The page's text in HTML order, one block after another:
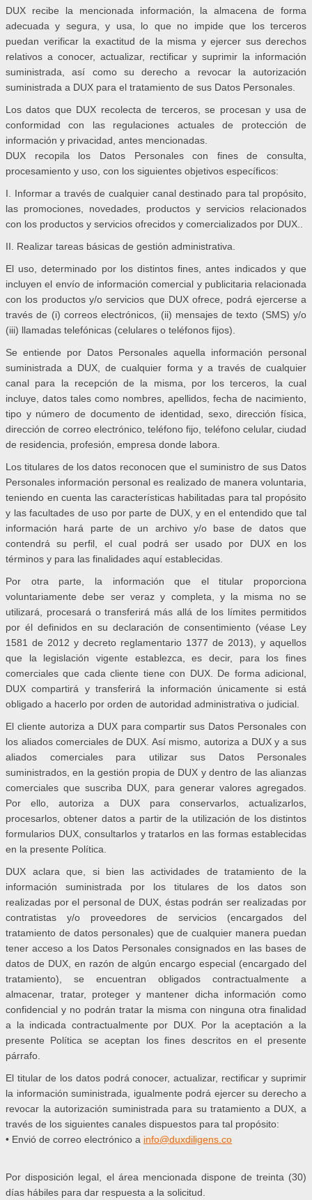
DUX recibe la mencionada información, la almacena de forma
adecuada y segura, y usa, lo que no impide que los terceros
puedan verificar la exactitud de la misma y ejercer sus derechos
relativos a conocer, actualizar, rectificar y suprimir la información
suministrada, así como su derecho a revocar la autorización
suministrada a DUX para el tratamiento de sus Datos Personales.
Los datos que DUX recolecta de terceros, se procesan y usa de
conformidad con las regulaciones actuales de protección de
información y privacidad, antes mencionadas.
DUX recopila los Datos Personales con fines de consulta,
procesamiento y uso, con los siguientes objetivos específicos:
I. Informar a través de cualquier canal destinado para tal propósito,
las promociones, novedades, productos y servicios relacionados
con los productos y servicios ofrecidos y comercializados por DUX..
II. Realizar tareas básicas de gestión administrativa.
El uso, determinado por los distintos fines, antes indicados y que
incluyen el envío de información comercial y publicitaria relacionada
con los productos y/o servicios que DUX ofrece, podrá ejercerse a
través de (i) correos electrónicos, (ii) mensajes de texto (SMS) y/o
(iii) llamadas telefónicas (celulares o teléfonos fijos).
Se entiende por Datos Personales aquella información personal
suministrada a DUX, de cualquier forma y a través de cualquier
canal para la recepción de la misma, por los terceros, la cual
incluye, datos tales como nombres, apellidos, fecha de nacimiento,
tipo y número de documento de identidad, sexo, dirección física,
dirección de correo electrónico, teléfono fijo, teléfono celular, ciudad
de residencia, profesión, empresa donde labora.
Los titulares de los datos reconocen que el suministro de sus Datos
Personales información personal es realizado de manera voluntaria,
teniendo en cuenta las características habilitadas para tal propósito
y las facultades de uso por parte de DUX, y en el entendido que tal
información hará parte de un archivo y/o base de datos que
contendrá su perfil, el cual podrá ser usado por DUX en los
términos y para las finalidades aquí establecidas.
Por otra parte, la información que el titular proporciona
voluntariamente debe ser veraz y completa, y la misma no se
utilizará, procesará o transferirá más allá de los límites permitidos
por él definidos en su declaración de consentimiento (véase Ley
1581 de 2012 y decreto reglamentario 1377 de 2013), y aquellos
que la legislación vigente establezca, es decir, para los fines
comerciales que cada cliente tiene con DUX. De forma adicional,
DUX compartirá y transferirá la información únicamente si está
obligado a hacerlo por orden de autoridad administrativa o judicial.
El cliente autoriza a DUX para compartir sus Datos Personales con
los aliados comerciales de DUX. Así mismo, autoriza a DUX y a sus
aliados comerciales para utilizar sus Datos Personales
suministrados, en la gestión propia de DUX y dentro de las alianzas
comerciales que suscriba DUX, para generar valores agregados.
Por ello, autoriza a DUX para conservarlos, actualizarlos,
procesarlos, obtener datos a partir de la utilización de los distintos
formularios DUX, consultarlos y tratarlos en las formas establecidas
en la presente Política.
DUX aclara que, si bien las actividades de tratamiento de la
información suministrada por los titulares de los datos son
realizadas por el personal de DUX, éstas podrán ser realizadas por
contratistas y/o proveedores de servicios (encargados del
tratamiento de datos personales) que de cualquier manera puedan
tener acceso a los Datos Personales consignados en las bases de
datos de DUX, en razón de algún encargo especial (encargado del
tratamiento), se encuentran obligados contractualmente a
almacenar, tratar, proteger y mantener dicha información como
confidencial y no podrán tratar la misma con ninguna otra finalidad
a la indicada contractualmente por DUX. Por la aceptación a la
presente Política se aceptan los fines descritos en el presente
párrafo.
El titular de los datos podrá conocer, actualizar, rectificar y suprimir
la información suministrada, igualmente podrá ejercer su derecho a
revocar la autorización suministrada para su tratamiento a DUX, a
través de los siguientes canales dispuestos para tal propósito:
• Envió de correo electrónico a info@duxdiligens.co
Por disposición legal, el área mencionada dispone de treinta (30)
días hábiles para dar respuesta a la solicitud.